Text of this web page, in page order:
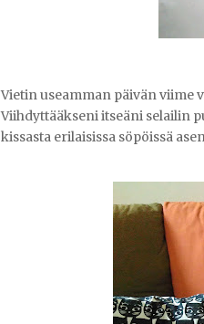
Vietin useamman päivän viime
Viihdyttääkseni itseäni selailin
kissasta erilaisissa söpöissä